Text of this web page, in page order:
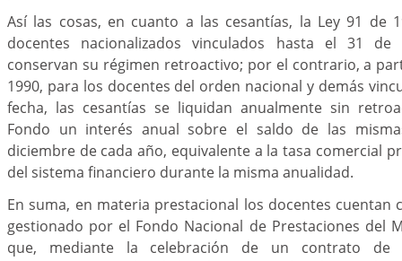
Así las cosas, en cuanto a las cesantías, la Ley 91 de
docentes nacionalizados vinculados hasta el 31 de
conservan su régimen retroactivo; por el contrario, a
1990, para los docentes del orden nacional y demás
fecha, las cesantías se liquidan anualmente sin
Fondo un interés anual sobre el saldo de las
diciembre de cada año, equivalente a la tasa comercial
del sistema financiero durante la misma anualidad.
En suma, en materia prestacional los docentes cuentan
gestionado por el Fondo Nacional de Prestaciones del
que, mediante la celebración de un contrato de